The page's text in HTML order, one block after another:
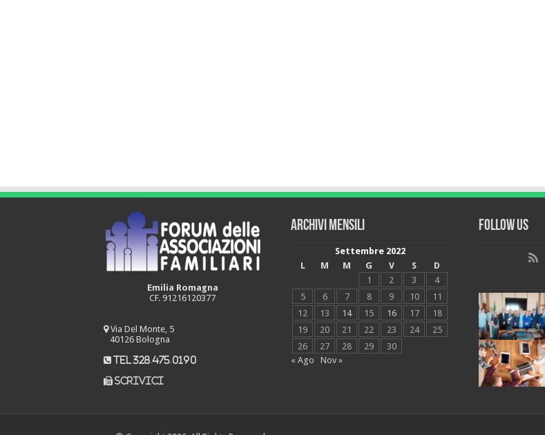
Emilia Romagna
CF. 91216120377
Via Del Monte, 5
40126 Bologna
tel 328.475.0190
scrivici
Archivi mensili
Settembre 2022
L
M M G V S
D
1
2 3
4
5
6 7 8 9 10
11
12
13 14 15 16 17
18
19
20 21 22 23 24
25
26
27 28 29
30
« Ago
Nov »
Follow Us